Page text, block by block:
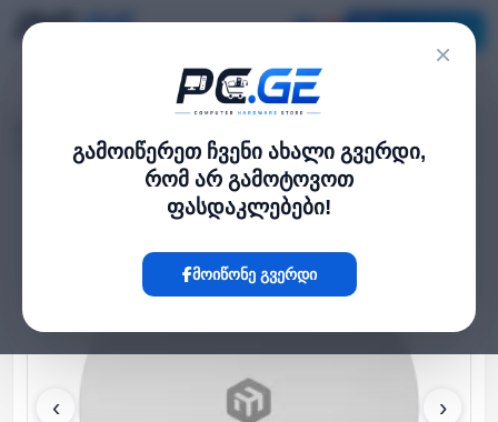
×
გამოიწერეთ ჩვენი ახალი გვერდი,
რომ არ გამოტოვოთ
ფასდაკლებები!
მოიწონე გვერდი
5G როუტერი - ATL 5G R16, GbE, IP66, eSIM, 4x4 MIMO, 16dBi, MikroTik
‹ ›